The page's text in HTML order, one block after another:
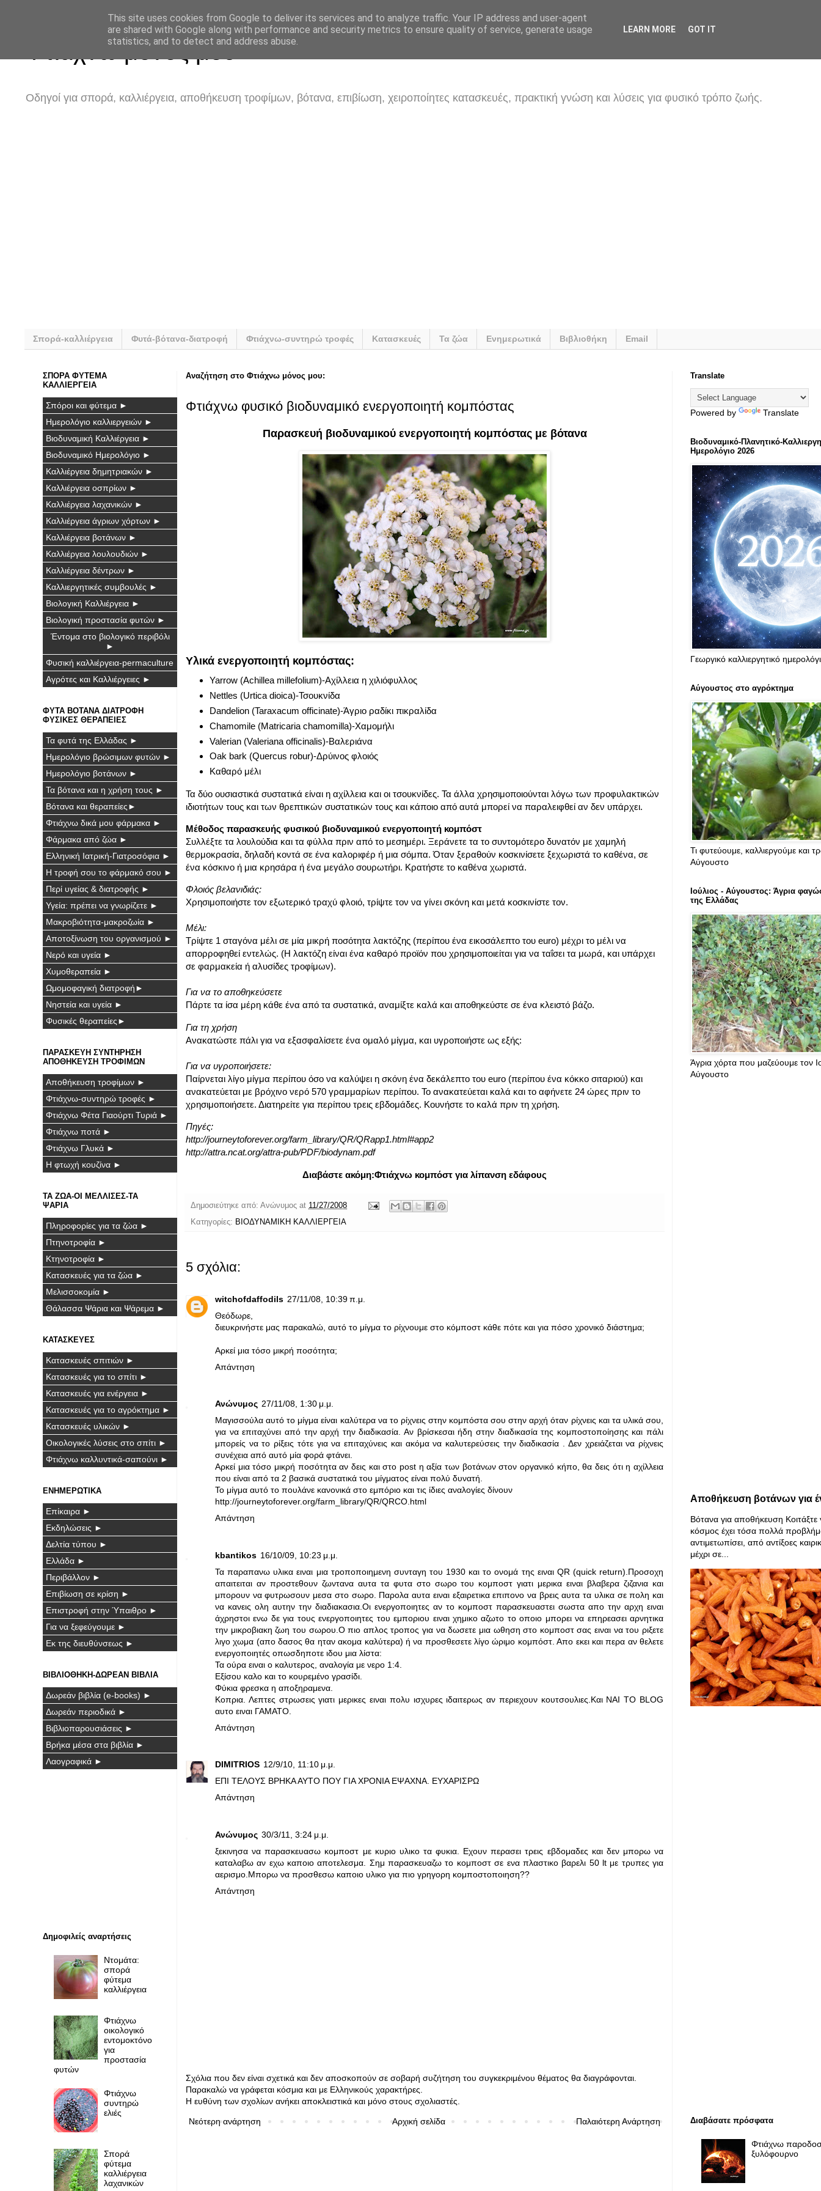
Φτιάχνω μόνος μου
Οδηγοί για σπορά, καλλιέργεια, αποθήκευση τροφίμων, βότανα, επιβίωση, χειροποίητες κατασκευές, πρακτική γνώση και λύσεις για φυσικό τρόπο ζωής.
Σπορά-καλλιέργεια Φυτά-βότανα-διατροφή Φτιάχνω-συντηρώ τροφές Κατασκευές Τα ζώα Ενημερωτικά Βιβλιοθήκη Email
Αναζήτηση στο Φτιάχνω μόνος μου:
Φτιάχνω φυσικό βιοδυναμικό ενεργοποιητή κομπόστας
Παρασκευή βιοδυναμικού ενεργοποιητή κομπόστας με βότανα
Υλικά ενεργοποιητή κομπόστας:
Yarrow (Achillea millefolium)-Αχίλλεια η χιλιόφυλλος
Nettles (Urtica dioica)-Τσουκνίδα
Dandelion (Taraxacum officinate)-Άγριο ραδίκι πικραλίδα
Chamomile (Matricaria chamomilla)-Χαμομήλι
Valerian (Valeriana officinalis)-Βαλεριάνα
Oak bark (Quercus robur)-Δρύινος φλοιός
Καθαρό μέλι
Τα δύο ουσιαστικά συστατικά είναι η αχίλλεια και οι τσουκνίδες. Τα άλλα χρησιμοποιούνται λόγω των προφυλακτικών
ιδιοτήτων τους και των θρεπτικών συστατικών τους και κάποιο από αυτά μπορεί να παραλειφθεί αν δεν υπάρχει.
Μέθοδος παρασκευής φυσικού βιοδυναμικού ενεργοποιητή κομπόστ
Συλλέξτε τα λουλούδια και τα φύλλα πριν από το μεσημέρι. Ξεράνετε τα το συντομότερο δυνατόν με χαμηλή
θερμοκρασία, δηλαδή κοντά σε ένα καλοριφέρ ή μια σόμπα. Όταν ξεραθούν κοσκινίσετε ξεχωριστά το καθένα, σε
ένα κόσκινο ή μια κρησάρα ή ένα μεγάλο σουρωτήρι. Κρατήστε το καθένα χωριστά.
Φλοιός βελανιδιάς:
Χρησιμοποιήστε τον εξωτερικό τραχύ φλοιό, τρίψτε τον να γίνει σκόνη και μετά κοσκινίστε τον.
Μέλι:
Τρίψτε 1 σταγόνα μέλι σε μία μικρή ποσότητα λακτόζης (περίπου ένα εικοσάλεπτο του euro) μέχρι το μέλι να
απορροφηθεί εντελώς. (Η λακτόζη είναι ένα καθαρό προϊόν που χρησιμοποιείται για να ταΐσει τα μωρά, και υπάρχει
σε φαρμακεία ή αλυσίδες τροφίμων).
Για να το αποθηκεύσετε
Πάρτε τα ίσα μέρη κάθε ένα από τα συστατικά, αναμίξτε καλά και αποθηκεύστε σε ένα κλειστό βάζο.
Για τη χρήση
Ανακατώστε πάλι για να εξασφαλίσετε ένα ομαλό μίγμα, και υγροποιήστε ως εξής:
Για να υγροποιήσετε:
Παίρνεται λίγο μίγμα περίπου όσο να καλύψει η σκόνη ένα δεκάλεπτο του euro (περίπου ένα κόκκο σιταριού) και
ανακατεύεται με βρόχινο νερό 570 γραμμαρίων περίπου. Το ανακατεύεται καλά και το αφήνετε 24 ώρες πριν το
χρησιμοποιήσετε. Διατηρείτε για περίπου τρεις εβδομάδες. Κουνήστε το καλά πριν τη χρήση.
Πηγές:
http://journeytoforever.org/farm_library/QR/QRapp1.html#app2
http://attra.ncat.org/attra-pub/PDF/biodynam.pdf
Διαβάστε ακόμη:Φτιάχνω κομπόστ για λίπανση εδάφους
Δημοσιεύτηκε από: Ανώνυμος at 11/27/2008
Κατηγορίες: ΒΙΟΔΥΝΑΜΙΚΗ ΚΑΛΛΙΕΡΓΕΙΑ
5 σχόλια:
witchofdaffodils 27/11/08, 10:39 π.μ.
Θεόδωρε,
διευκρινήστε μας παρακαλώ, αυτό το μίγμα το ρίχνουμε στο κόμποστ κάθε πότε και για πόσο χρονικό διάστημα;
Αρκεί μια τόσο μικρή ποσότητα;
Απάντηση
Ανώνυμος 27/11/08, 1:30 μ.μ.
Μαγισσούλα αυτό το μίγμα είναι καλύτερα να το ρίχνεις στην κομπόστα σου στην αρχή όταν ρίχνεις και τα υλικά σου,
για να επιταχύνει από την αρχή την διαδικασία. Αν βρίσκεσαι ήδη στην διαδικασία της κομποστοποίησης και πάλι
μπορείς να το ρίξεις τότε για να επιταχύνεις και ακόμα να καλυτερεύσεις την διαδικασία . Δεν χρειάζεται να ρίχνεις
συνέχεια από αυτό μία φορά φτάνει.
Αρκεί μια τόσο μικρή ποσότητα αν δεις και στο post η αξία των βοτάνων στον οργανικό κήπο, θα δεις ότι η αχίλλεια
που είναι από τα 2 βασικά συστατικά του μίγματος είναι πολύ δυνατή.
Το μίγμα αυτό το πουλάνε κανονικά στο εμπόριο και τις ίδιες αναλογίες δίνουν
http://journeytoforever.org/farm_library/QR/QRCO.html
Απάντηση
kbantikos 16/10/09, 10:23 μ.μ.
Τα παραπανω υλικα ειναι μια τροποποιημενη συνταγη του 1930 και το ονομά της ειναι QR (quick return).Προσοχη
απαιτειται αν προστεθουν ζωντανα αυτα τα φυτα στο σωρο του κομποστ γιατι μερικα ειναι βλαβερα ζιζανια και
μπορουν να φυτρωσουν μεσα στο σωρο. Παρολα αυτα ειναι εξαιρετικα επιπονο να βρεις αυτα τα υλικα σε πολη και
να κανεις ολη αυτην την διαδιακασια.Οι ενεργοποιητες αν το κομποστ παρασκευαστει σωστα απο την αρχη ειναι
άχρηστοι ενω δε για τους ενεργοποιητες του εμποριου ειναι χημικο αζωτο το οποιο μπορει να επηρεασει αρνητικα
την μικροβιακη ζωη του σωρου.Ο πιο απλος τροπος για να δωσετε μια ωθηση στο κομποστ σας ειναι να του ριξετε
λιγο χωμα (απο δασος θα ηταν ακομα καλύτερα) ή να προσθεσετε λίγο ώριμο κομπόστ. Απο εκει και περα αν θελετε
ενεργοποιητές οπωσδηποτε ιδου μια λίστα:
Τα ούρα ειναι ο καλυτερος, αναλογία με νερο 1:4.
Εξίσου καλο και το κουρεμένο γρασίδι.
Φύκια φρεσκα η αποξηραμενα.
Κοπρια. Λεπτες στρωσεις γιατι μερικες ειναι πολυ ισχυρες ιδαιτερως αν περιεχουν κουτσουλιες.Και ΝΑΙ ΤΟ BLOG
αυτο ειναι ΓΑΜΑΤΟ.
Απάντηση
DIMITRIOS 12/9/10, 11:10 μ.μ.
ΕΠΙ ΤΕΛΟΥΣ ΒΡΗΚΑ ΑΥΤΟ ΠΟΥ ΓΙΑ ΧΡΟΝΙΑ ΕΨΑΧΝΑ. ΕΥΧΑΡΙΣΡΩ
Απάντηση
Ανώνυμος 30/3/11, 3:24 μ.μ.
ξεκινησα να παρασκευασω κομποστ με κυριο υλικο τα φυκια. Εχουν περασει τρεις εβδομαδες και δεν μπορω να
καταλαβω αν εχω καποιο αποτελεσμα. Σημ παρασκευαζω το κομποστ σε ενα πλαστικο βαρελι 50 lt με τρυπες για
αερισμο.Μπορω να προσθεσω καποιο υλικο για πιο γρηγορη κομποστοποιηση??
Απάντηση
Σχόλια που δεν είναι σχετικά και δεν αποσκοπούν σε σοβαρή συζήτηση του συγκεκριμένου θέματος θα διαγράφονται.
Παρακαλώ να γράφεται κόσμια και με Ελληνικούς χαρακτήρες.
Η ευθύνη των σχολίων ανήκει αποκλειστικά και μόνο στους σχολιαστές.
Νεότερη ανάρτηση Παλαιότερη Ανάρτηση
Αρχική σελίδα
ΣΠΟΡΑ ΦΥΤΕΜΑ
ΚΑΛΛΙΕΡΓΕΙΑ
Σπόροι και φύτεμα ►
Ημερολόγιο καλλιεργειών ►
Βιοδυναμική Καλλιέργεια ►
Βιοδυναμικό Ημερολόγιο ►
Καλλιέργεια δημητριακών ►
Καλλιέργεια οσπρίων ►
Καλλιέργεια λαχανικών ►
Καλλιέργεια άγριων χόρτων ►
Καλλιέργεια βοτάνων ►
Καλλιέργεια λουλουδιών ►
Καλλιέργεια δέντρων ►
Καλλιεργητικές συμβουλές ►
Βιολογική Καλλιέργεια ►
Βιολογική προστασία φυτών ►
Έντομα στο βιολογικό περιβόλι
►
Φυσική καλλιέργεια-permaculture
Αγρότες και Καλλιέργειες ►
ΦΥΤΑ ΒΟΤΑΝΑ ΔΙΑΤΡΟΦΗ
ΦΥΣΙΚΕΣ ΘΕΡΑΠΕΙΕΣ
Τα φυτά της Ελλάδας ►
Ημερολόγιο βρώσιμων φυτών ►
Ημερολόγιο βοτάνων ►
Τα βότανα και η χρήση τους ►
Βότανα και θεραπείες►
Φτιάχνω δικά μου φάρμακα ►
Φάρμακα από ζώα ►
Ελληνική Ιατρική-Γιατροσόφια ►
Η τροφή σου το φάρμακό σου ►
Περί υγείας & διατροφής ►
Υγεία: πρέπει να γνωρίζετε ►
Μακροβιότητα-μακροζωία ►
Αποτοξίνωση του οργανισμού ►
Νερό και υγεία ►
Χυμοθεραπεία ►
Ωμομοφαγική διατροφή►
Νηστεία και υγεία ►
Φυσικές θεραπείες►
ΠΑΡΑΣΚΕΥΗ ΣΥΝΤΗΡΗΣΗ
ΑΠΟΘΗΚΕΥΣΗ ΤΡΟΦΙΜΩΝ
Αποθήκευση τροφίμων ►
Φτιάχνω-συντηρώ τροφές ►
Φτιάχνω Φέτα Γιαούρτι Τυριά ►
Φτιάχνω ποτά ►
Φτιάχνω Γλυκά ►
Η φτωχή κουζίνα ►
ΤΑ ΖΩΑ-ΟΙ ΜΕΛΛΙΣΕΣ-ΤΑ
ΨΑΡΙΑ
Πληροφορίες για τα ζώα ►
Πτηνοτροφία ►
Κτηνοτροφία ►
Κατασκευές για τα ζώα ►
Μελισσοκομία ►
Θάλασσα Ψάρια και Ψάρεμα ►
ΚΑΤΑΣΚΕΥΕΣ
Κατασκευές σπιτιών ►
Κατασκευές για το σπίτι ►
Κατασκευές για ενέργεια ►
Κατασκευές για το αγρόκτημα ►
Κατασκευές υλικών ►
Οικολογικές λύσεις στο σπίτι ►
Φτιάχνω καλλυντικά-σαπούνι ►
ΕΝΗΜΕΡΩΤΙΚΑ
Επίκαιρα ►
Εκδηλώσεις ►
Δελτία τύπου ►
Ελλάδα ►
Περιβάλλον ►
Επιβίωση σε κρίση ►
Επιστροφή στην Ύπαιθρο ►
Για να ξεφεύγουμε ►
Εκ της διευθύνσεως ►
ΒΙΒΛΙΟΘΗΚΗ-ΔΩΡΕΑΝ ΒΙΒΛΙΑ
Δωρεάν βιβλία (e-books) ►
Δωρεάν περιοδικά ►
Βιβλιοπαρουσιάσεις ►
Βρήκα μέσα στα βιβλία ►
Λαογραφικά ►
Δημοφιλείς αναρτήσεις
Ντομάτα:
σπορά
φύτεμα
καλλιέργεια
Φτιάχνω
οικολογικό
εντομοκτόνο
για
προστασία
φυτών
Φτιάχνω
συντηρώ
ελιές
Σπορά
φύτεμα
καλλιέργεια
λαχανικών
Translate
Powered by Translate
Βιοδυναμικό-Πλανητικό-
Ημερολόγιο 2026
Γεωργικό καλλιεργητικό
Αύγουστος στο αγρόκτημα
Τι φυτεύουμε, καλλιεργούμε και
Αύγουστο
Ιούλιος - Αύγουστος: Άγρια
της Ελλάδας
Άγρια χόρτα που μαζεύουμε τον
Αύγουστο
Αποθήκευση βοτάνων για
Βότανα για αποθήκευση
κόσμος έχει τόσα πολλά
αντιμετωπίσει, από αντίξοες
μέχρι σε...
Διαβάσατε πρόσφατα
Φτιάχνω
ξυλόφουρνο
This site uses cookies from Google to deliver its services and to analyze traffic. Your IP address and user-agent
are shared with Google along with performance and security metrics to ensure quality of service, generate usage
statistics, and to detect and address abuse.
LEARN MORE GOT IT